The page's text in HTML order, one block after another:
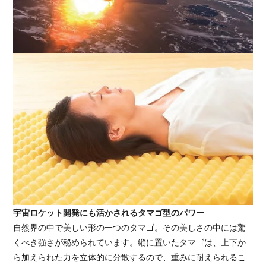
宇宙ロケット開発にも活かされるタマゴ型のパワー
自然界の中で美しい形の一つのタマゴ。その美しさの中には驚
くべき強さが秘められています。縦に置いたタマゴは、上下か
ら加えられた力を立体的に分散するので、重みに耐えられるこ